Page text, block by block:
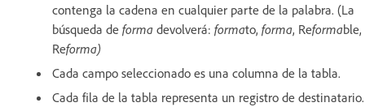
contenga la cadena en cualquier parte de la palabra. (La
búsqueda de forma devolverá: formato, forma, Reformable,
Reforma)
Cada campo seleccionado es una columna de la tabla.
Cada fila de la tabla representa un registro de destinatario.